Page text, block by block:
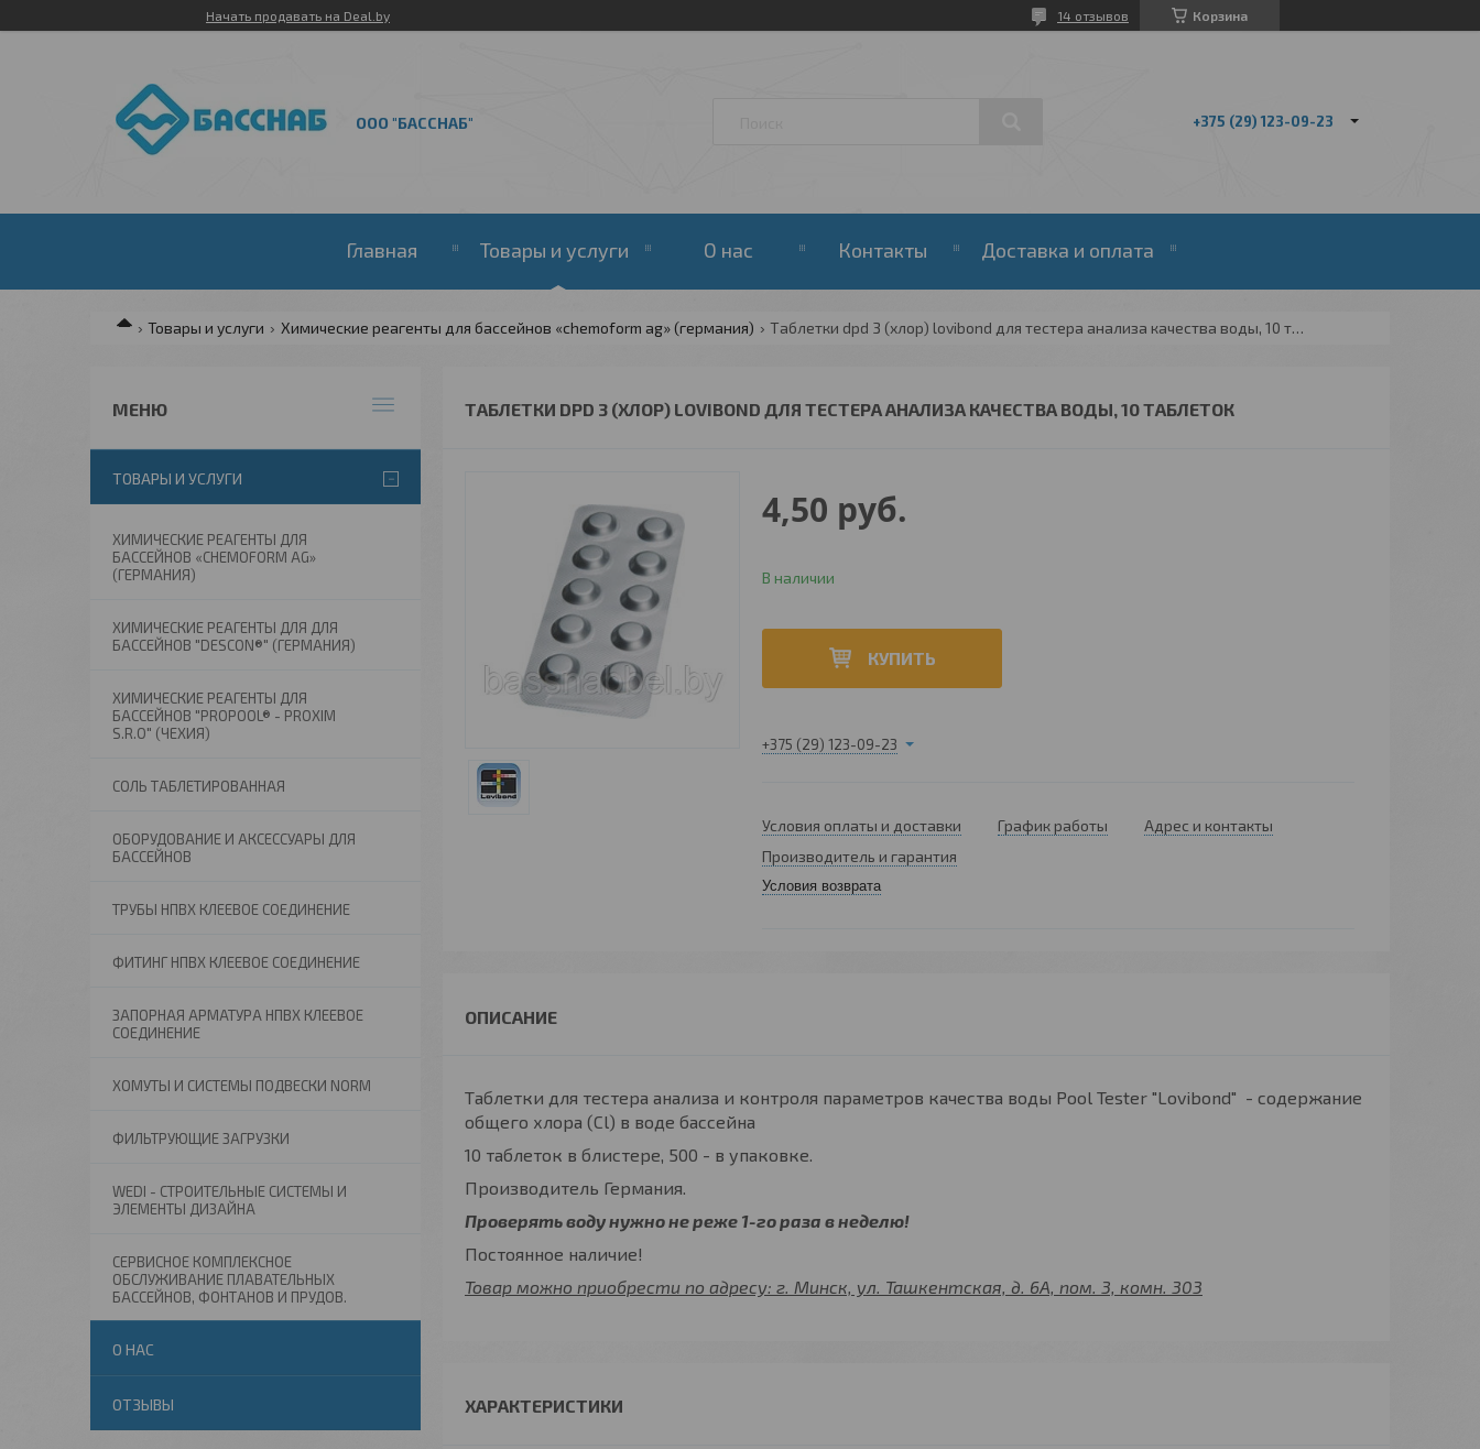
Начать продавать на Deal.by Корзина
14 отзывов
ООО "БАССНАБ" +375 (29) 123-09-23
Главная Товары и услуги О нас Контакты Доставка и оплата
Товары и услуги Химические реагенты для бассейнов «chemoform ag» (германия) Таблетки dpd 3 (хлор) lovibond для тестера анализа качества воды, 10 таблеток
ТАБЛЕТКИ DPD 3 (ХЛОР) LOVIBOND ДЛЯ ТЕСТЕРА АНАЛИЗА КАЧЕСТВА ВОДЫ, 10 ТАБЛЕТОК
4,50 руб.
В наличии
КУПИТЬ
+375 (29) 123-09-23
Условия оплаты и доставки График работы
Адрес и контакты
Производитель и гарантия
Условия возврата
Таблетки для тестера анализа и контроля параметров качества воды Pool Tester "Lovibond" - содержание
общего хлора (Cl) в воде бассейна
10 таблеток в блистере, 500 - в упаковке.
Производитель Германия.
Проверять воду нужно не реже 1-го раза в неделю!
Постоянное наличие!
Товар можно приобрести по адресу: г. Минск, ул. Ташкентская, д. 6А, пом. 3, комн. 303
ХАРАКТЕРИСТИКИ
ТОВАРЫ И УСЛУГИ
ХИМИЧЕСКИЕ РЕАГЕНТЫ ДЛЯ
БАССЕЙНОВ «CHEMOFORM AG»
(ГЕРМАНИЯ)
ХИМИЧЕСКИЕ РЕАГЕНТЫ ДЛЯ ДЛЯ
БАССЕЙНОВ "DESCON®" (ГЕРМАНИЯ)
ХИМИЧЕСКИЕ РЕАГЕНТЫ ДЛЯ
БАССЕЙНОВ "PROPOOL® - PROXIM
S.R.O" (ЧЕХИЯ)
СОЛЬ ТАБЛЕТИРОВАННАЯ
ОБОРУДОВАНИЕ И АКСЕССУАРЫ ДЛЯ
БАССЕЙНОВ
ТРУБЫ НПВХ КЛЕЕВОЕ СОЕДИНЕНИЕ
ФИТИНГ НПВХ КЛЕЕВОЕ СОЕДИНЕНИЕ
ЗАПОРНАЯ АРМАТУРА НПВХ КЛЕЕВОЕ
СОЕДИНЕНИЕ
ХОМУТЫ И СИСТЕМЫ ПОДВЕСКИ NORM
ФИЛЬТРУЮЩИЕ ЗАГРУЗКИ
WEDI - СТРОИТЕЛЬНЫЕ СИСТЕМЫ И
ЭЛЕМЕНТЫ ДИЗАЙНА
СЕРВИСНОЕ КОМПЛЕКСНОЕ
ОБСЛУЖИВАНИЕ ПЛАВАТЕЛЬНЫХ
БАССЕЙНОВ, ФОНТАНОВ И ПРУДОВ.
О НАС
ОТЗЫВЫ